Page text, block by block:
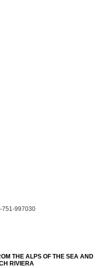
751-997030
THE ALPS OF THE SEA AND
RIVIERA